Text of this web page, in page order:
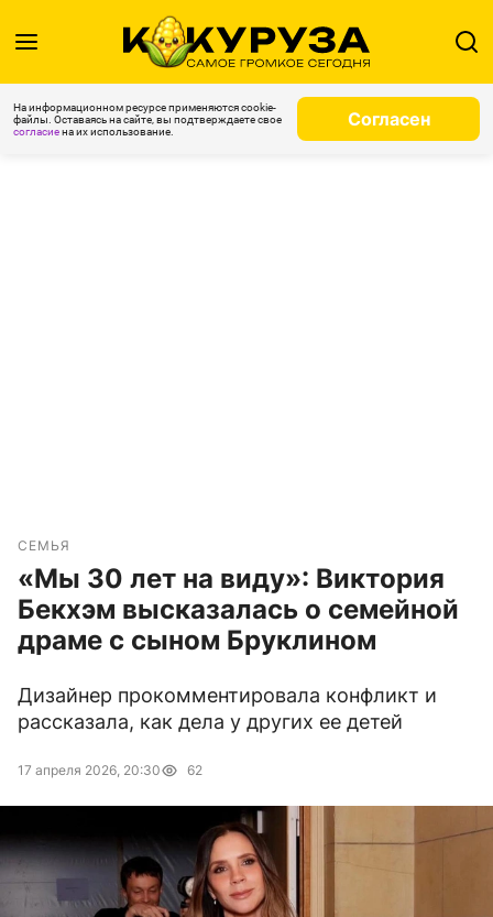
На информационном ресурсе применяются cookie-
файлы. Оставаясь на сайте, вы подтверждаете свое
согласиена их использование.
Согласен
СЕМЬЯ
«Мы 30 лет на виду»: Виктория
Бекхэм высказалась о семейной
драме с сыном Бруклином
Дизайнер прокомментировала конфликт и
рассказала, как дела у других ее детей
17 апреля 2026, 20:30 62